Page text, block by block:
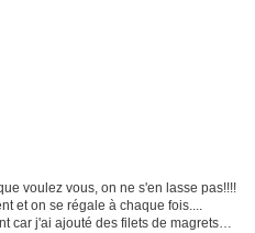
voulez vous, on ne s'en lasse pas!!!!
et on se régale à chaque fois....
car j'ai ajouté des filets de magrets